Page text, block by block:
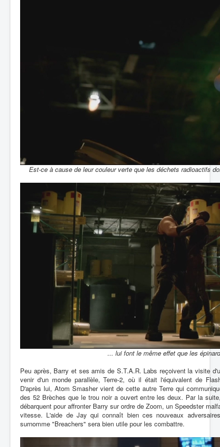
Est-ce à cause de leur couleur verte que les déchets radioactifs
... lui font le même effet que les
Peu après, Barry et ses amis de S.T.A.R. Labs reçoivent la visite
venir d'un monde parallèle, Terre-2, où il était l'équivalent de
D'après lui, Atom Smasher vient de cette autre Terre qui
des 52 Brèches que le trou noir a ouvert entre les deux. Par la
débarquent pour affronter Barry sur ordre de Zoom, un Speedster
vitesse. L'aide de Jay qui connaît bien ces nouveaux
surnomme "Breachers" sera bien utile pour les combattre.